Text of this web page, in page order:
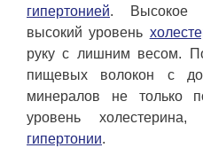
гипертонией. Высокое
высокий уровень
руку с лишним весом.
пищевых волокон с
минералов не только
уровень
гипертонии.